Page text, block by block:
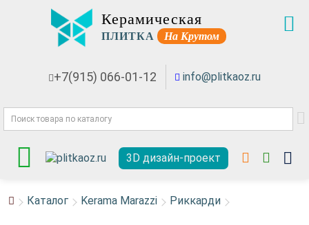
Керамическая
ПЛИТКА На Крутом
+7(915) 066-01-12 info@plitkaoz.ru
3D дизайн-проект
Каталог Kerama Marazzi Риккарди